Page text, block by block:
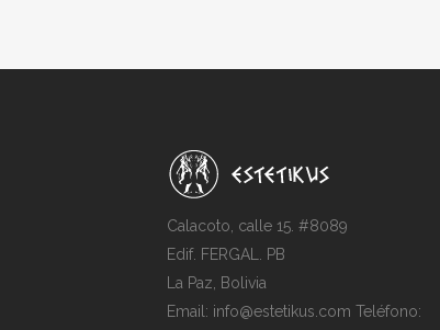
Calacoto, calle 15. #8089
Edif. FERGAL. PB
La Paz, Bolivia
Email: info@estetikus.com Teléfono: